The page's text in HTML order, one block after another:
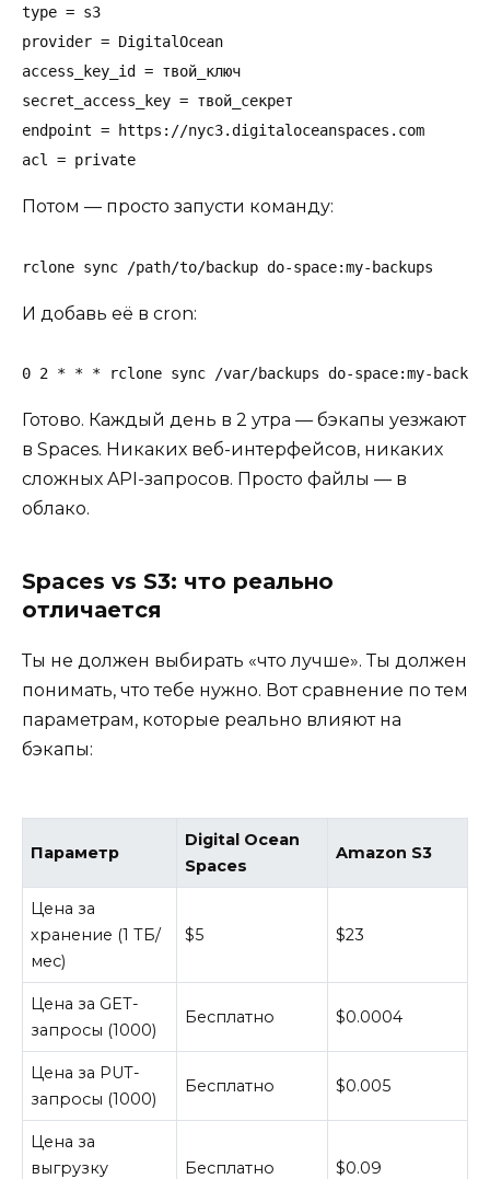
type = s3
provider = DigitalOcean
access_key_id = твой_ключ
secret_access_key = твой_секрет
endpoint = https://nyc3.digitaloceanspaces.com
Потом — просто запусти команду:
И добавь её в cron:
Готово. Каждый день в 2 утра — бэкапы уезжают
в Spaces. Никаких веб-интерфейсов, никаких
сложных API-запросов. Просто файлы — в
облако.
Spaces vs S3: что реально
отличается
Ты не должен выбирать «что лучше». Ты должен
понимать, что тебе нужно. Вот сравнение по тем
параметрам, которые реально влияют на
бэкапы:
Параметр
Digital Ocean
Spaces
Amazon S3
Цена за
хранение (1 ТБ/
мес)
$5 $23
Цена за GET-
запросы (1000)
Бесплатно $0.0004
Цена за PUT-
запросы (1000)
Бесплатно $0.005
Цена за
выгрузку
Бесплатно $0.09